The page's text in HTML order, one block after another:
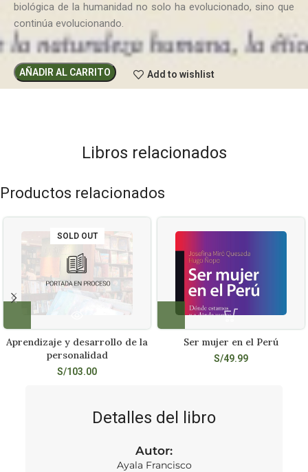
biológica de la humanidad no solo ha evolucionado, sino que
continúa evolucionando.
AÑADIR AL CARRITO Add to wishlist
Libros relacionados
Productos relacionados
SOLD OUT
Aprendizaje y desarrollo de la
personalidad
S/103.00
Ser mujer en el Perú
S/49.99
Detalles del libro
Autor:
Ayala Francisco